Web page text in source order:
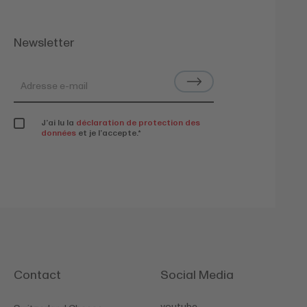
Newsletter
J’ai lu la déclaration de protection des
données et je l’accepte.*
Contact Social Media